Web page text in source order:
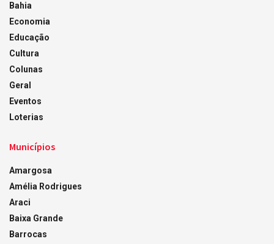
Bahia
Economia
Educação
Cultura
Colunas
Geral
Eventos
Loterias
Municípios
Amargosa
Amélia Rodrigues
Araci
Baixa Grande
Barrocas